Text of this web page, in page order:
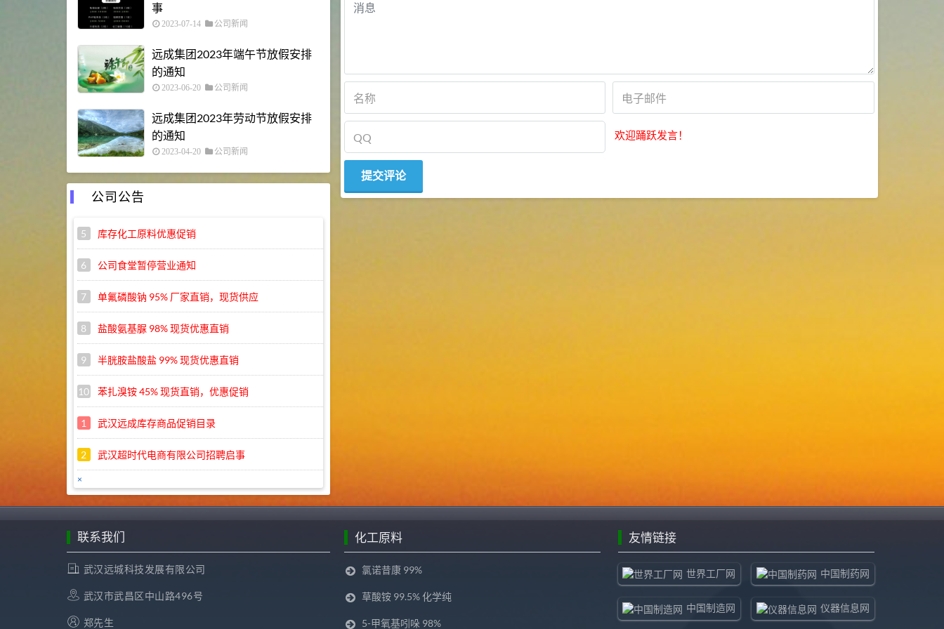
欢迎踊跃发言！
事
2023-07-14 公司新闻
远成集团2023年端午节放假安排
的通知
2023-06-20 公司新闻
远成集团2023年劳动节放假安排
的通知
2023-04-20 公司新闻
2022-09-06 行业新闻
福美钠作为重金属螯合剂的使用
公司公告
5 库存化工原料优惠促销
6 公司食堂暂停营业通知
7 单氟磷酸钠 95% 厂家直销，现货供应
8 盐酸氨基脲 98% 现货优惠直销
9 半胱胺盐酸盐 99% 现货优惠直销
10 苯扎溴铵 45% 现货直销，优惠促销
1 武汉远成库存商品促销目录
2 武汉超时代电商有限公司招聘启事
3 远成集团2022年五一劳动节放假通知
4 公司明天（4月25日）开始恢复正常作息时间
×
联系我们
武汉远城科技发展有限公司
武汉市武昌区中山路496号
郑先生
化工原料
氯诺昔康 99%
草酸铵 99.5% 化学纯
5-甲氧基吲哚 98%
友情链接
世界工厂网 中国制药网
中国制造网 仪器信息网